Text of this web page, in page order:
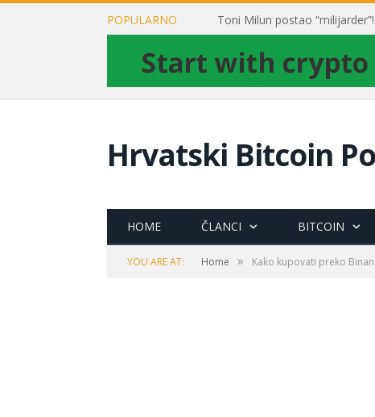
POPULARNO
Hrvatski Bitcoin
HOME ČLANCI BITCOIN
YOU ARE AT: Home » Kako kupovati preko